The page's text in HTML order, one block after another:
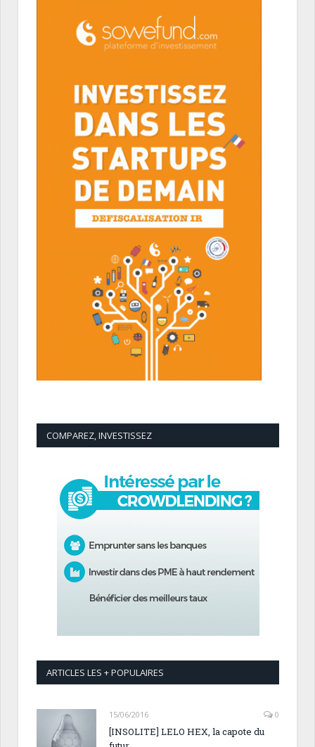
COMPAREZ, INVESTISSEZ
ARTICLES LES + POPULAIRES
15/06/2016 0
[INSOLITE] LELO HEX, la capote du